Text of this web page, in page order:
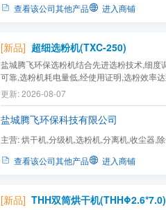
查看该公司其他产品
进入商铺
[新品] 超细选粉机(TXC-250)
盐城腾飞环保选粉机结合先进选粉技术,细度
可靠,选粉机耗电量低,经使用证明,选粉效率
保证,售后有保障。
更新: 2026-08-07
盐城腾飞环保科技有限公司
主营:烘干机,分级机,选粉机,分离机,收尘器,
查看该公司其他产品
进入商铺
[新品] THH双筒烘干机(THHΦ2.6*7.0)